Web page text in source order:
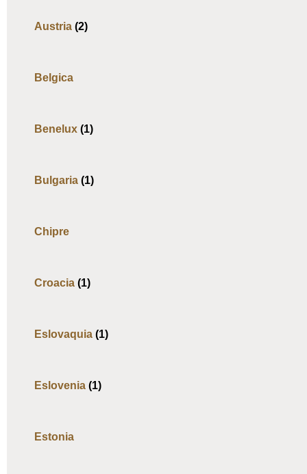
Austria (2)
Belgica
Benelux (1)
Bulgaria (1)
Chipre
Croacia (1)
Eslovaquia (1)
Eslovenia (1)
Estonia